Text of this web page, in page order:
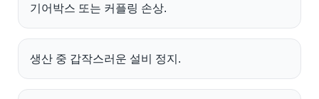
기어박스 또는 커플링 손상.
생산 중 갑작스러운 설비 정지.